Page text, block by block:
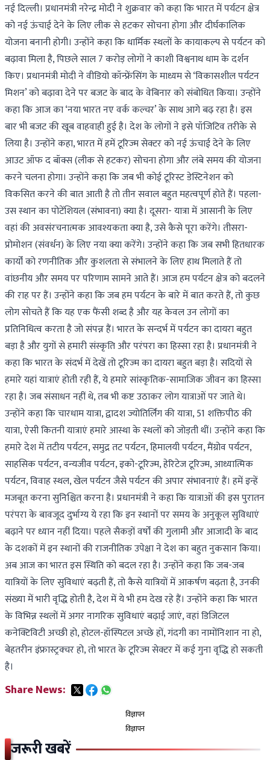
नई दिल्ली। प्रधानमंत्री नरेन्द्र मोदी ने शुक्रवार को कहा कि भारत में पर्यटन क्षेत्र
को नई ऊंचाई देने के लिए लीक से हटकर सोचना होगा और दीर्घकालिक
योजना बनानी होगी। उन्होंने कहा कि धार्मिक स्थलों के कायाकल्प से पर्यटन को
बढ़ावा मिला है, पिछले साल 7 करोड़ लोगों ने काशी विश्वनाथ धाम के दर्शन
किए। प्रधानमंत्री मोदी ने वीडियो कॉन्फ्रेंसिंग के माध्यम से ‘विकासशील पर्यटन
मिशन’ को बढ़ावा देने पर बजट के बाद के वेबिनार को संबोधित किया। उन्होंने
कहा कि आज का ‘नया भारत नए वर्क कल्चर’ के साथ आगे बढ़ रहा है। इस
बार भी बजट की खूब वाहवाही हुई है। देश के लोगों ने इसे पॉजिटिव तरीके से
लिया है। उन्होंने कहा, भारत में हमें टूरिज्म सेक्टर को नई ऊंचाई देने के लिए
आउट ऑफ द बॉक्स (लीक से हटकर) सोचना होगा और लंबे समय की योजना
करने चलना होगा। उन्होंने कहा कि जब भी कोई टूरिस्ट डेस्टिनेशन को
विकसित करने की बात आती है तो तीन सवाल बहुत महत्वपूर्ण होते हैं। पहला-
उस स्थान का पोटेंशियल (संभावना) क्या है। दूसरा- यात्रा में आसानी के लिए
वहां की अवसंरचनात्मक आवश्यकता क्या है, उसे कैसे पूरा करेंगे। तीसरा-
प्रोमोशन (संवर्धन) के लिए नया क्या करेंगे। उन्होंने कहा कि जब सभी हितधारक
कार्यों को रणनीतिक और कुशलता से संभालने के लिए हाथ मिलाते हैं तो
वांछनीय और समय पर परिणाम सामने आते हैं। आज हम पर्यटन क्षेत्र को बदलने
की राह पर हैं। उन्होंने कहा कि जब हम पर्यटन के बारे में बात करते हैं, तो कुछ
लोग सोचते हैं कि यह एक फैंसी शब्द है और यह केवल उन लोगों का
प्रतिनिधित्व करता है जो संपन्न हैं। भारत के सन्दर्भ में पर्यटन का दायरा बहुत
बड़ा है और युगों से हमारी संस्कृति और परंपरा का हिस्सा रहा है। प्रधानमंत्री ने
कहा कि भारत के संदर्भ में देखें तो टूरिज्म का दायरा बहुत बड़ा है। सदियों से
हमारे यहां यात्राएं होती रही हैं, ये हमारे सांस्कृतिक-सामाजिक जीवन का हिस्सा
रहा है। जब संसाधन नहीं थे, तब भी कष्ट उठाकर लोग यात्राओं पर जाते थे।
उन्होंने कहा कि चारधाम यात्रा, द्वादश ज्योतिर्लिंग की यात्रा, 51 शक्तिपीठ की
यात्रा, ऐसी कितनी यात्राएं हमारे आस्था के स्थलों को जोड़ती थीं। उन्होंने कहा कि
हमारे देश में तटीय पर्यटन, समुद्र तट पर्यटन, हिमालयी पर्यटन, मैंग्रोव पर्यटन,
साहसिक पर्यटन, वन्यजीव पर्यटन, इको-टूरिज्म, हेरिटेज टूरिज्म, आध्यात्मिक
पर्यटन, विवाह स्थल, खेल पर्यटन जैसे पर्यटन की अपार संभावनाएं हैं। हमें इन्हें
मजबूत करना सुनिश्चित करना है। प्रधानमंत्री ने कहा कि यात्राओं की इस पुरातन
परंपरा के बावजूद दुर्भाग्य ये रहा कि इन स्थानों पर समय के अनुकूल सुविधाएं
बढ़ाने पर ध्यान नहीं दिया। पहले सैकड़ों वर्षों की गुलामी और आजादी के बाद
के दशकों में इन स्थानों की राजनीतिक उपेक्षा ने देश का बहुत नुकसान किया।
अब आज का भारत इस स्थिति को बदल रहा है। उन्होंने कहा कि जब-जब
यात्रियों के लिए सुविधाएं बढ़ती हैं, तो कैसे यात्रियों में आकर्षण बढ़ता है, उनकी
संख्या में भारी वृद्धि होती है, देश में ये भी हम देख रहे हैं। उन्होंने कहा कि भारत
के विभिन्न स्थलों में अगर नागरिक सुविधाएं बढ़ाई जाएं, वहां डिजिटल
कनेक्टिविटी अच्छी हो, होटल-हॉस्पिटल अच्छे हों, गंदगी का नामोंनिशान ना हो,
बेहतरीन इंफ्रास्ट्रक्चर हो, तो भारत के टूरिज्म सेक्टर में कई गुना वृद्धि हो सकती
है।
Share News:
विज्ञापन
विज्ञापन
जरूरी खबरें